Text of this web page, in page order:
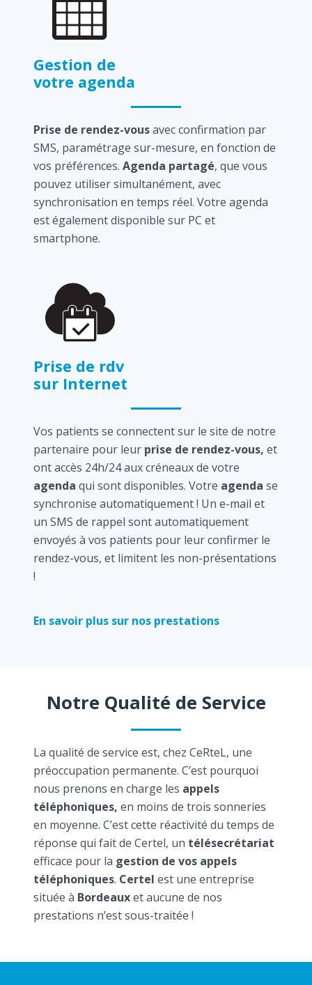
Gestion de
votre agenda
Prise de rendez-vousavec confirmation par
SMS, paramétrage sur-mesure, en fonction de
vos préférences. Agenda partagé, que vous
pouvez utiliser simultanément, avec
synchronisation en temps réel. Votre agenda
est également disponible sur PC et
smartphone.
Prise de rdv
sur Internet
Vos patients se connectent sur le site de notre
partenaire pour leur prise de rendez-vous, et
ont accès 24h/24 aux créneaux de votre
agenda qui sont disponibles. Votre agenda se
synchronise automatiquement ! Un e-mail et
un SMS de rappel sont automatiquement
envoyés à vos patients pour leur confirmer le
rendez-vous, et limitent les non-présentations
!
En savoir plus sur nos prestations
Notre Qualité de Service
La qualité de service est, chez CeRteL, une
préoccupation permanente. C’est pourquoi
nous prenons en charge les appels
téléphoniques, en moins de trois sonneries
en moyenne. C’est cette réactivité du temps de
réponse qui fait de Certel, un télésecrétariat
efficace pour la gestion de vos appels
téléphoniques. Certel est une entreprise
située à Bordeauxet aucune de nos
prestations n’est sous-traitée !